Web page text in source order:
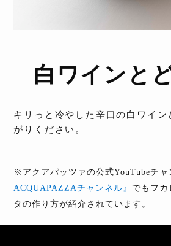
白ワインと
キリっと冷やした辛口の白ワイン
がりください。
※アクアパッツァの公式YouTubeチャ
ACQUAPAZZAチャンネル』 でもフカ
タの作り方が紹介されています。